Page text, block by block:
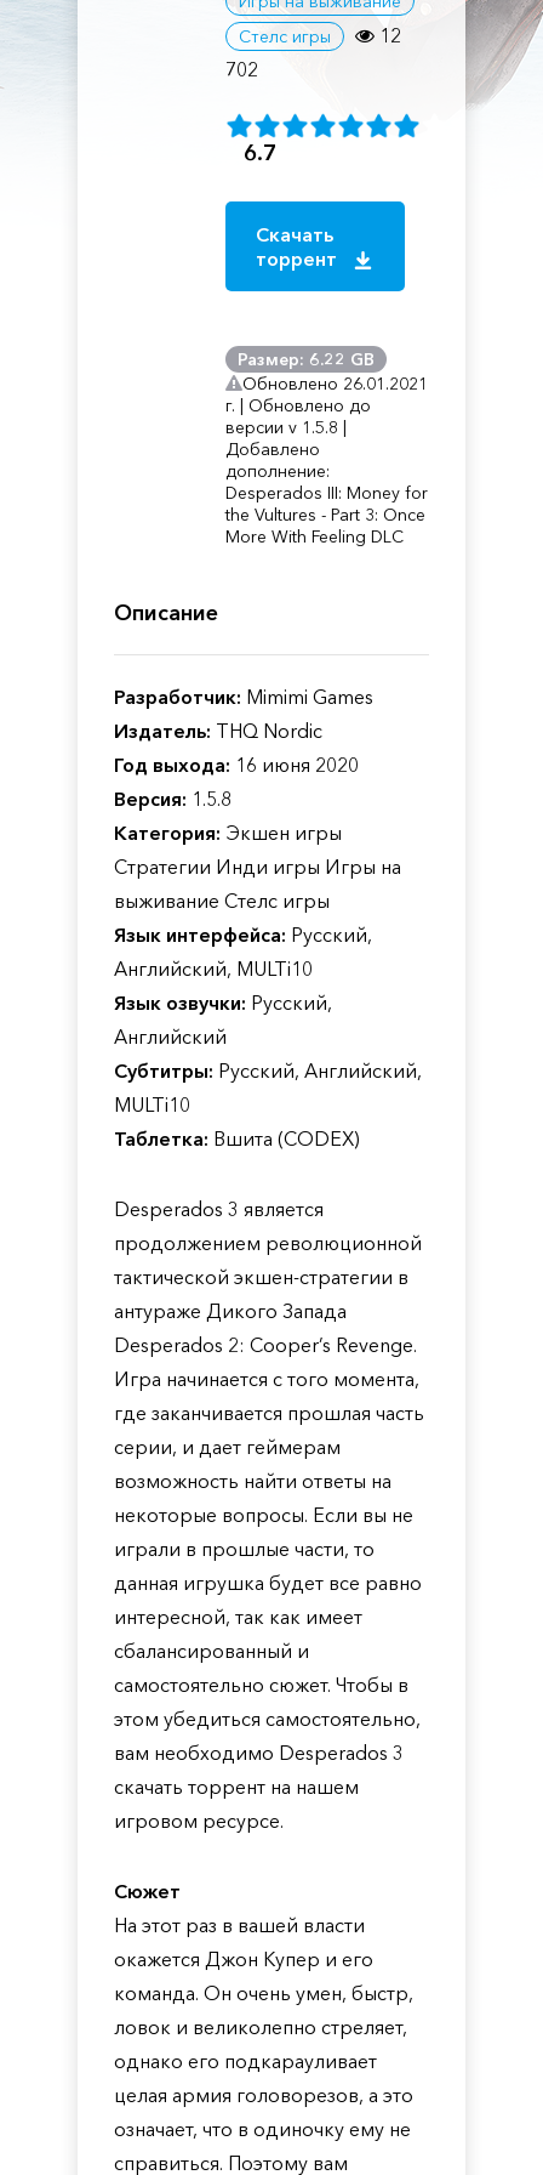
Стелс игры
12
702
6.7
Скачать
торрент
Размер: 6.22 GB
Обновлено 26.01.2021
г. | Обновлено до
версии v 1.5.8 |
Добавлено
дополнение:
Desperados III: Money for
the Vultures - Part 3: Once
More With Feeling DLC
Описание
Разработчик: Mimimi Games
Издатель: THQ Nordic
Год выхода: 16 июня 2020
Версия: 1.5.8
Категория: Экшен игры
Стратегии Инди игры Игры на
выживание Стелс игры
Язык интерфейса: Русский,
Английский, MULTi10
Язык озвучки: Русский,
Английский
Субтитры: Русский, Английский,
MULTi10
Таблетка: Вшита (CODEX)
Desperados 3 является
продолжением революционной
тактической экшен-стратегии в
антураже Дикого Запада
Desperados 2: Cooper’s Revenge.
Игра начинается с того момента,
где заканчивается прошлая часть
серии, и дает геймерам
возможность найти ответы на
некоторые вопросы. Если вы не
играли в прошлые части, то
данная игрушка будет все равно
интересной, так как имеет
сбалансированный и
самостоятельно сюжет. Чтобы в
этом убедиться самостоятельно,
вам необходимо Desperados 3
скачать торрент на нашем
игровом ресурсе.
Сюжет
На этот раз в вашей власти
окажется Джон Купер и его
команда. Он очень умен, быстр,
ловок и великолепно стреляет,
однако его подкарауливает
целая армия головорезов, а это
означает, что в одиночку ему не
справиться. Поэтому вам